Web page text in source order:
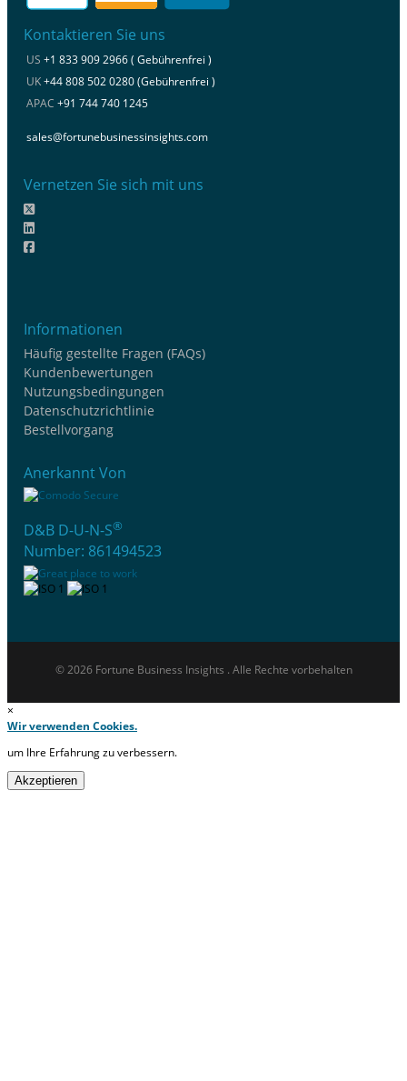
Kontaktieren Sie uns
US +1 833 909 2966 ( Gebührenfrei )
UK+44 808 502 0280 (Gebührenfrei )
APAC +91 744 740 1245
sales@fortunebusinessinsights.com
Vernetzen Sie sich mit uns
Informationen
Häufig gestellte Fragen (FAQs)
Kundenbewertungen
Nutzungsbedingungen
Datenschutzrichtlinie
Bestellvorgang
Anerkannt Von
D&B D-U-N-S®
Number: 861494523
© 2026 Fortune Business Insights . Alle Rechte vorbehalten
×
Wir verwenden Cookies.
um Ihre Erfahrung zu verbessern.
Akzeptieren